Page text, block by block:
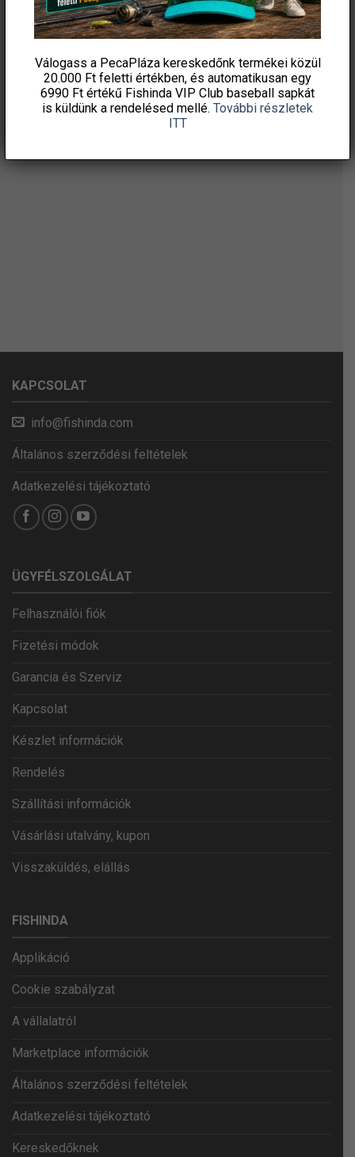
ÉRTESÜLJ ELSŐKÉNT! IRATKOZZ FEL A
HÍRLEVELÜNKRE!
KAPCSOLAT
info@fishinda.com
Általános szerződési feltételek
Adatkezelési tájékoztató
ÜGYFÉLSZOLGÁLAT
Felhasználói fiók
Fizetési módok
Garancia és Szerviz
Kapcsolat
Készlet információk
Rendelés
Szállítási információk
Vásárlási utalvány, kupon
Visszaküldés, elállás
FISHINDA
Applikáció
Cookie szabályzat
A vállalatról
Marketplace információk
Általános szerződési feltételek
Adatkezelési tájékoztató
Kereskedőknek
Válogass a PecaPláza kereskedőnk termékei közül
20.000 Ft feletti értékben, és automatikusan egy
6990 Ft értékű Fishinda VIP Club baseball sapkát
is küldünk a rendelésed mellé. További részletek
ITT